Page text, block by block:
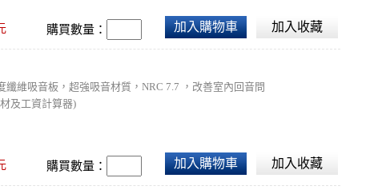
購買數量： 加入購物車 加入收藏
維吸音板，超強吸音材質，NRC 7.7 ，改善室內回音問
及工資計算器)
購買數量： 加入購物車 加入收藏